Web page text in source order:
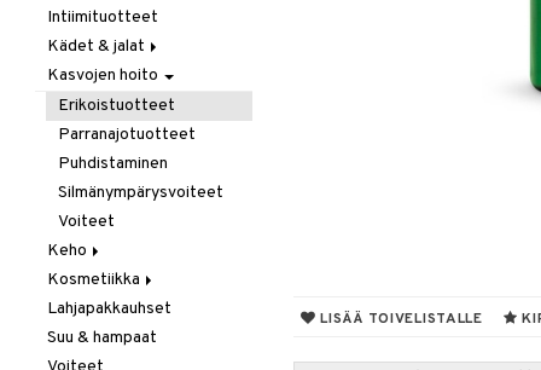
LISÄÄ TOIVELISTALLE
Muut
Öljy & rasva
Pähkinä- & siementahnoja
Patukat
Rawfood
Säilytys
Snacks
Suklaa
Tee
Erikoistuotteet
Hoitoaineet
Sampoot
Intiimituotteet
Kädet & jalat
Jalkojen hoito
Käsien hoito
Muut tarvikkeet
Kasvojen hoito
Erikoistuotteet
Parranajotuotteet
Puhdistaminen
Silmänympärysvoiteet
Voiteet
Keho
Deodorantit
Erikoistuotteet
Eteeriset öljyt
Kosmetiikka
Huulet
Iho
Lahjapakkauhset
Suu & hampaat